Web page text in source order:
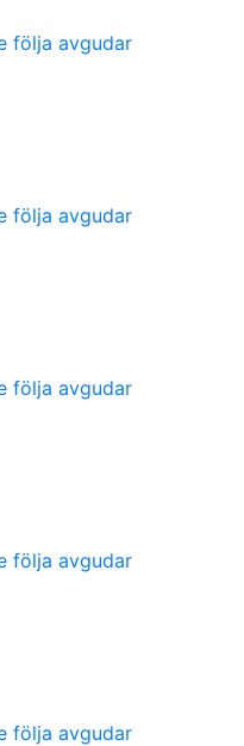
följa avgudar
följa avgudar
följa avgudar
följa avgudar
följa avgudar